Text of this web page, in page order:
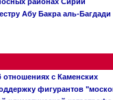
районах Сирии
Абу Бакра аль-Багдади
отношениях с Каменских
фигурантов